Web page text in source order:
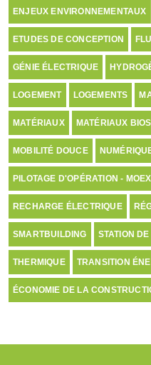
ENJEUX ENVIRONNEMENTAUX
ETUDES DE CONCEPTION
GÉNIE ÉLECTRIQUE
LOGEMENT LOGEMENTS
MATÉRIAUX MATÉRIAUX
MOBILITÉ DOUCE
PILOTAGE D'OPÉRATION - MOEX
RECHARGE ÉLECTRIQUE
SMARTBUILDING STATION
THERMIQUE TRANSITION
ÉCONOMIE DE LA